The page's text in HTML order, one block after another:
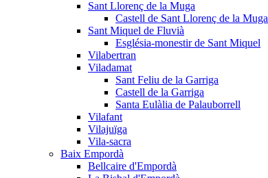
Sant Llorenç de la Muga
Castell de Sant Llorenç de la Muga
Sant Miquel de Fluvià
Església-monestir de Sant Miquel
Vilabertran
Viladamat
Sant Feliu de la Garriga
Castell de la Garriga
Santa Eulàlia de Palauborrell
Vilafant
Vilajuïga
Vila-sacra
Baix Empordà
Bellcaire d'Empordà